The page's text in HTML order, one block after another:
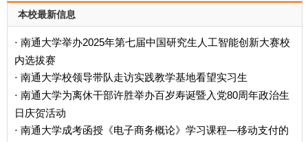
本校最新信息
· 南通大学举办2025年第七届中国研究生人工智能创新大赛校
内选拔赛
· 南通大学校领导带队走访实践教学基地看望实习生
· 南通大学为离休干部许胜举办百岁寿诞暨入党80周年政治生
日庆贺活动
· 南通大学成考函授《电子商务概论》学习课程—移动支付的